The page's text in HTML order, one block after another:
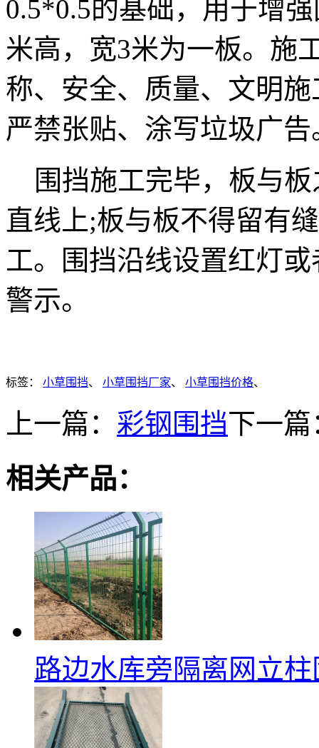
0.5*0.5的基础，用于增
米高，宽3米为一板。施
称、安全、质量、文明
严禁张贴、涂写垃圾广告
围挡施工完毕，板与板
直线上;板与板不得留有
工。围挡沿线设置红灯
警示。
标签： 小草围挡、 小草围挡厂家、 小草围挡价格、
上一篇： 彩钢围挡下一篇
相关产品：
路边水库旁隔离网立